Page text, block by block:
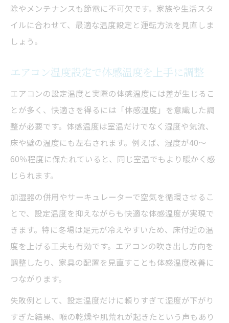
湿度と空気循環を活かした快適温度の実現
エアコンの知識で湿度対策と温度設定の両
湿度管理とエアコン温度設定の相乗効果
する方法
エアコン温度設定と加湿器併用の知識
除やメンテナンスも節電に不可欠です。家族や生活スタ
イルに合わせて、最適な温度設定と運転方法を見直しま
しょう。
エアコン温度設定で体感温度を上手に調整
エアコンの設定温度と実際の体感温度には差が生じるこ
とが多く、快適さを得るには「体感温度」を意識した調
整が必要です。体感温度は室温だけでなく湿度や気流、
床や壁の温度にも左右されます。例えば、湿度が40〜
60％程度に保たれていると、同じ室温でもより暖かく感
じられます。
加湿器の併用やサーキュレーターで空気を循環させるこ
とで、設定温度を抑えながらも快適な体感温度が実現で
きます。特に冬場は足元が冷えやすいため、床付近の温
度を上げる工夫も有効です。エアコンの吹き出し方向を
調整したり、家具の配置を見直すことも体感温度改善に
つながります。
失敗例として、設定温度だけに頼りすぎて湿度が下がり
すぎた結果、喉の乾燥や肌荒れが起きたという声もあり